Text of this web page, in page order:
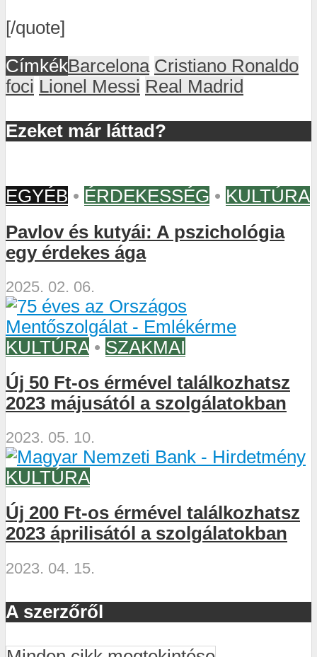
[/quote]
CímkékBarcelona Cristiano Ronaldo
foci Lionel Messi Real Madrid
Ezeket már láttad?
EGYÉB • ÉRDEKESSÉG • KULTÚRA
Pavlov és kutyái: A pszichológia
egy érdekes ága
2025. 02. 06.
KULTÚRA • SZAKMAI
Új 50 Ft-os érmével találkozhatsz
2023 májusától a szolgálatokban
2023. 05. 10.
KULTÚRA
Új 200 Ft-os érmével találkozhatsz
2023 áprilisától a szolgálatokban
2023. 04. 15.
A szerzőről